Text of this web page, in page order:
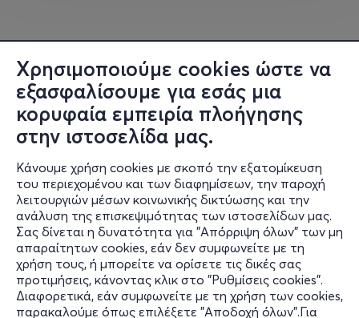
Χρησιμοποιούμε cookies ώστε να
εξασφαλίσουμε για εσάς μια
κορυφαία εμπειρία πλοήγησης
στην ιστοσελίδα μας.
Κάνουμε χρήση cookies με σκοπό την εξατομίκευση
του περιεχομένου και των διαφημίσεων, την παροχή
λειτουργιών μέσων κοινωνικής δικτύωσης και την
ανάλυση της επισκεψιμότητας των ιστοσελίδων μας.
Σας δίνεται η δυνατότητα για "Απόρριψη όλων" των μη
απαραίτητων cookies, εάν δεν συμφωνείτε με τη
χρήση τους, ή μπορείτε να ορίσετε τις δικές σας
προτιμήσεις, κάνοντας κλικ στο "Ρυθμίσεις cookies".
Διαφορετικά, εάν συμφωνείτε με τη χρήση των cookies,
παρακαλούμε όπως επιλέξετε "Αποδοχή όλων".Για
workshop - πώματα φελλού και
Η είσοδος και η συμμετοχή στο παράλληλο πρόγραμμα
είναι δωρεάν, με το γενικό εισιτήριο των ΒορΟινών
(εξαίρεση το masterclass).
https://winemakersofnorthgreece.gr/parallilo-
programma-voroina-03-02-2025/
Πληροφορίες για την ένωση "Οινοποιοί Βορείου
Ελλάδος" (ΕΝΟΑΒΕ), το προφίλ, τους στόχους, τα μέλη
και τις δράσεις της (εκδηλώσεις, οινοτουρισμός,
εκπαιδευτικά σεμινάρια, το "The Wine Hub" κ.ά.),
μπορείτε να βρείτε στην ιστοσελίδα
Πληροφορίες
Υποστήριξη
Stay Connected